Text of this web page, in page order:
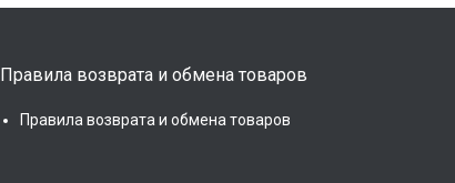
Правила возврата и обмена товаров
Правила возврата и обмена товаров